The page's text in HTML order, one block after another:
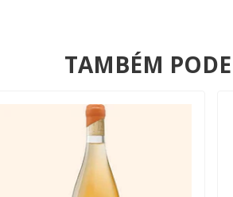
TAMBÉM